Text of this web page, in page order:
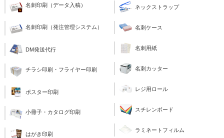
名刺印刷（データ入稿）
名刺印刷（発注管理システム）
DM発送代行
チラシ印刷・フライヤー印刷
ポスター印刷
小冊子・カタログ印刷
はがき印刷
ネックストラップ
名刺ケース
名刺用紙
名刺カッター
レジ用ロール
スチレンボード
ラミネートフィルム